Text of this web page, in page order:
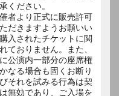
ください。
者より正式に販売許可
だきますようお願いい
入されたチケットに関
ておりません。また、
公演内一部分の座席権
なる場合も固くお断り
それを試みる行為は契
無効であり、ご入場を